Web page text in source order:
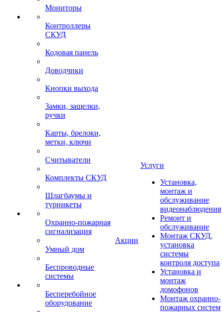
Мониторы
Контроллеры
СКУД
Кодовая панель
Доводчики
Кнопки выхода
Замки, защелки,
ручки
Карты, брелоки,
метки, ключи
Считыватели
Комплекты СКУД
Шлагбаумы и
турникеты
Охранно-пожарная
сигнализация
Умный дом
Беспроводные
системы
Бесперебойное
оборудование
Акции
Услуги
Установка,
монтаж и
обслуживание
видеонаблюдения
Ремонт и
обслуживание
Монтаж СКУД,
установка
системы
контроля доступа
Установка и
монтаж
домофонов
Монтаж охранно-
пожарных систем